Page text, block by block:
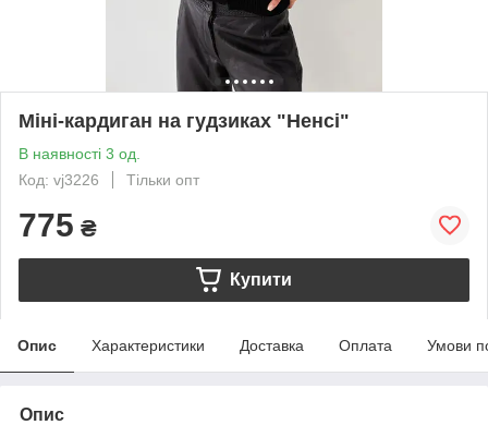
Міні-кардиган на гудзиках "Ненсі"
В наявності 3 од.
Код: vj3226
Тільки опт
775 ₴
Купити
Опис Характеристики Доставка Оплата Умови
Опис